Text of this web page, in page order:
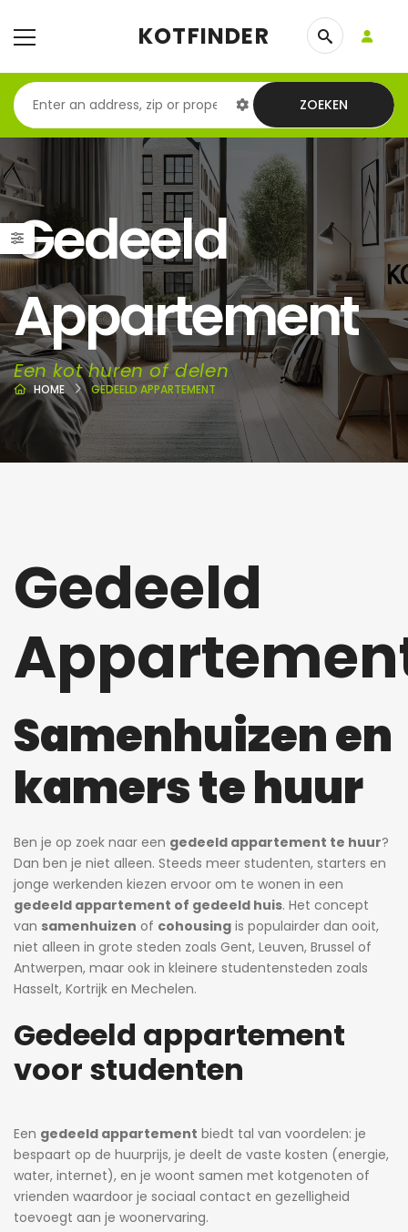
KOTFINDER
ZOEKEN
Gedeeld
Appartement
Een kot huren of delen
HOME GEDEELD APPARTEMENT
Gedeeld
Samenhuizen en
kamers te huur
Ben je op zoek naar een gedeeld appartement te huur?
Dan ben je niet alleen. Steeds meer studenten, starters en
jonge werkenden kiezen ervoor om te wonen in een
gedeeld appartement of gedeeld huis. Het concept
van samenhuizen of cohousing is populairder dan ooit,
niet alleen in grote steden zoals Gent, Leuven, Brussel of
Antwerpen, maar ook in kleinere studentensteden zoals
Hasselt, Kortrijk en Mechelen.
Gedeeld appartement
voor studenten
Een gedeeld appartement biedt tal van voordelen: je
bespaart op de huurprijs, je deelt de vaste kosten (energie,
water, internet), en je woont samen met kotgenoten of
vrienden waardoor je sociaal contact en gezelligheid
toevoegt aan je woonervaring.
Heidi
ago
Prachtige studio met balkon voor 1 student(e)!
3 dagen ago
Prachtige kamer met eigen sanitair.
595€
3 dagen